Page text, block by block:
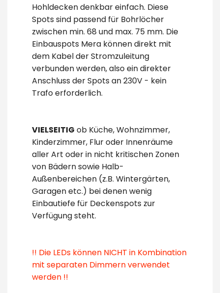
Hohldecken denkbar einfach. Diese
Spots sind passend für Bohrlöcher
zwischen min. 68 und max. 75 mm. Die
Einbauspots Mera können direkt mit
dem Kabel der Stromzuleitung
verbunden werden, also ein direkter
Anschluss der Spots an 230V - kein
Trafo erforderlich.
VIELSEITIG ob Küche, Wohnzimmer,
Kinderzimmer, Flur oder Innenräume
aller Art oder in nicht kritischen Zonen
von Bädern sowie Halb-
Außenbereichen (z.B. Wintergärten,
Garagen etc.) bei denen wenig
Einbautiefe für Deckenspots zur
Verfügung steht.
!! Die LEDs können NICHT in Kombination
mit separaten Dimmern verwendet
werden !!